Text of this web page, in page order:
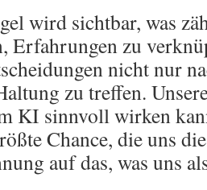
wird sichtbar, was
Erfahrungen zu
nicht nur
zu treffen.
KI sinnvoll wirken
Chance, die uns
auf das, was uns